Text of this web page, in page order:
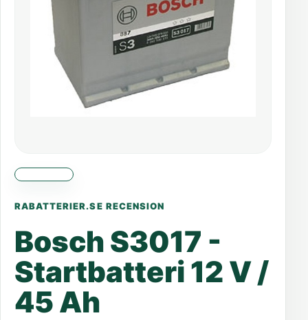
RABATTERIER.SE RECENSION
Bosch S3017 -
Startbatteri 12 V /
45 Ah